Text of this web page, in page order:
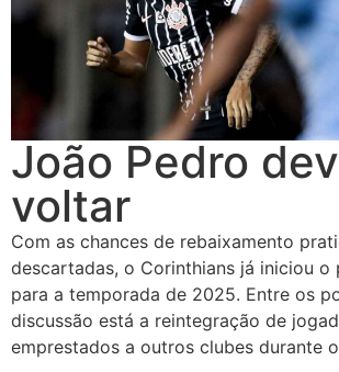
João Pedro
voltar
Com as chances de rebaixamento
descartadas, o Corinthians já iniciou o
para a temporada de 2025. Entre os
discussão está a reintegração de
emprestados a outros clubes durante